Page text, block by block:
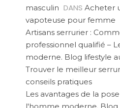
masculin DANS Acheter
vapoteuse pour femme
Artisans serrurier :
professionnel qualifié –
moderne. Blog lifestyle
Trouver le meilleur
conseils pratiques
Les avantages de la